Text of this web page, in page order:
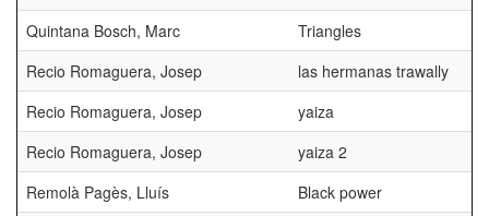
Quintana Bosch, Marc
Triangles
Recio Romaguera, Josep
las hermanas trawally
Recio Romaguera, Josep
yaiza
Recio Romaguera, Josep
yaiza 2
Remolà Pagès, Lluís
Black power